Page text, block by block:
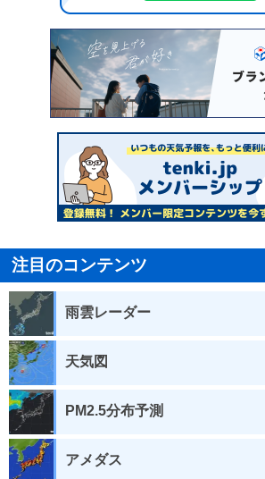
注目のコンテンツ
雨雲レーダー
天気図
PM2.5分布予測
アメダス